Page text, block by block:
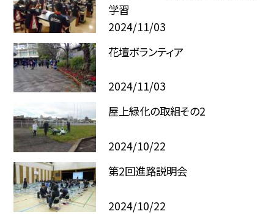
学習
2024/11/03
花壇ボランティア
2024/11/03
屋上緑化の取組その2
2024/10/22
第2回進路説明会
2024/10/22